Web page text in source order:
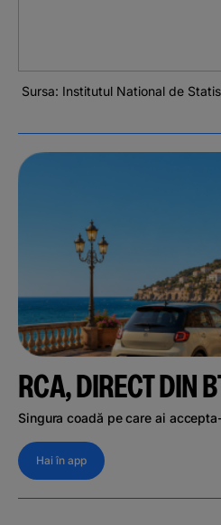
Sursa: Institutul National de
RCA, DIRECT DIN
Singura coadă pe care ai
Hai în app